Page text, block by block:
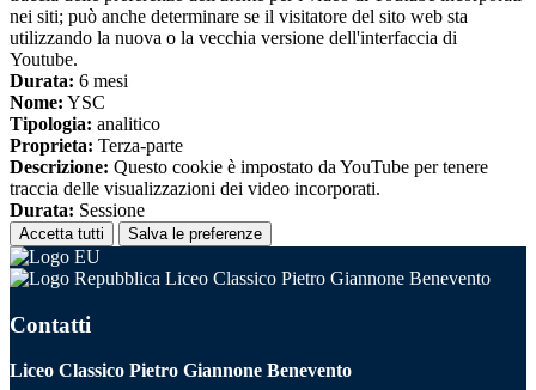
nei siti; può anche determinare se il visitatore del sito web sta
utilizzando la nuova o la vecchia versione dell'interfaccia di
Youtube.
Durata: 6 mesi
Nome: YSC
Tipologia: analitico
Proprieta: Terza-parte
Descrizione: Questo cookie è impostato da YouTube per tenere
traccia delle visualizzazioni dei video incorporati.
Durata: Sessione
Accetta tutti Salva le preferenze
Liceo Classico Pietro Giannone Benevento
Contatti
Liceo Classico Pietro Giannone Benevento